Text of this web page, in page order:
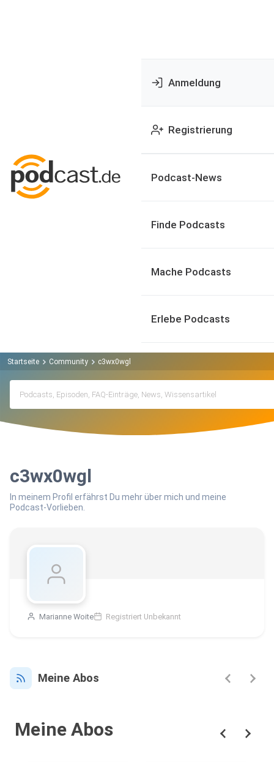
Anmeldung
Registrierung
Podcast-News
Finde Podcasts
Mache Podcasts
Erlebe Podcasts
Startseite Community c3wx0wgl
c3wx0wgl
In meinem Profil erfährst Du mehr über mich und meine
Podcast-Vorlieben.
Marianne Woite Registriert Unbekannt
Meine Abos
Meine Abos